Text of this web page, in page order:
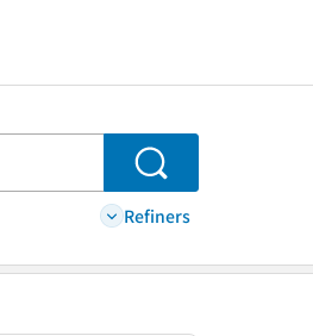
Search
Refiners